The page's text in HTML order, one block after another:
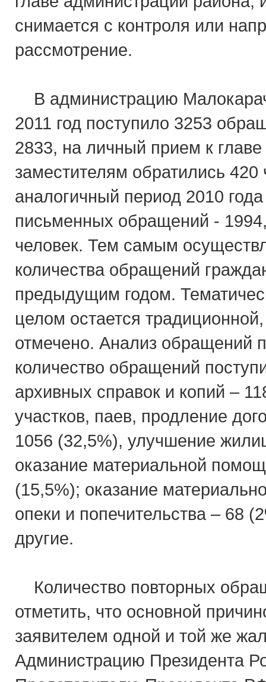
снимается с контроля или
рассмотрение.
В администрацию
2011 год поступило 3253
2833, на личный прием к
заместителям обратились
аналогичный период 2010
письменных обращений -
человек. Тем самым
количества обращений
предыдущим годом.
целом остается
отмечено. Анализ обращений
количество обращений
архивных справок и копий –
участков, паев, продление
1056 (32,5%), улучшение
оказание материальной
(15,5%); оказание
опеки и попечительства – 68
другие.
Количество повторных
отметить, что основной
заявителем одной и той же
Администрацию Президента